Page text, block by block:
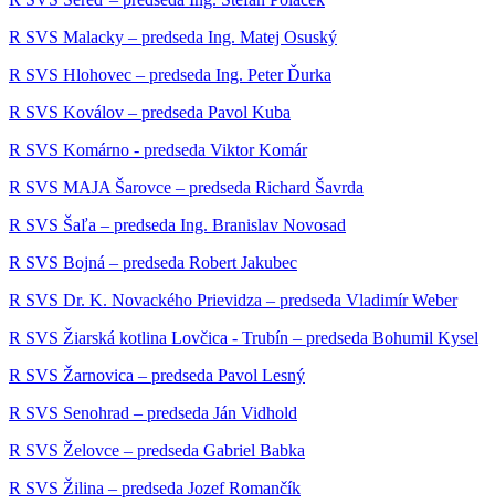
R SVS Malacky – predseda Ing. Matej Osuský
R SVS Hlohovec – predseda Ing. Peter Ďurka
R SVS Koválov – predseda Pavol Kuba
R SVS Komárno - predseda Viktor Komár
R SVS MAJA Šarovce – predseda Richard Šavrda
R SVS Šaľa – predseda Ing. Branislav Novosad
R SVS Bojná – predseda Robert Jakubec
R SVS Dr. K. Novackého Prievidza – predseda Vladimír Weber
R SVS Žiarská kotlina Lovčica - Trubín – predseda Bohumil Kysel
R SVS Žarnovica – predseda Pavol Lesný
R SVS Senohrad – predseda Ján Vidhold
R SVS Želovce – predseda Gabriel Babka
R SVS Žilina – predseda Jozef Romančík